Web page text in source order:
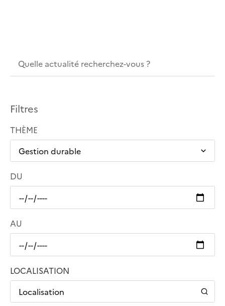
Filtres
THÈME
DU
AU
LOCALISATION
Localisation